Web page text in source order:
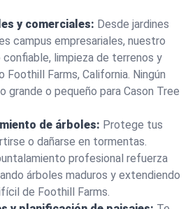
y comerciales: Desde jardines
campus empresariales, nuestro
limpieza de terrenos y
Farms, California. Ningún
grande o pequeño para Cason Tree
de árboles: Protege tus
o dañarse en tormentas.
profesional refuerza
árboles maduros y extendiendo
de Foothill Farms.